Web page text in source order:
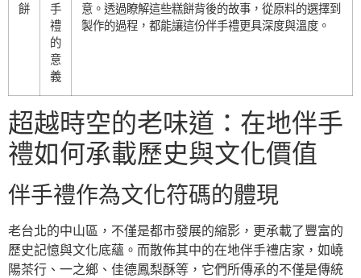
餅
手
禮
的
意
義
意。透過瞭解這些糕餅背後的故事，從原料的選擇到
製作的過程，都能讓這份伴手禮更具深度與溫度。
超越時空的老味道：在地伴手
禮如何承載歷史與文化價值
伴手禮作為文化符碼的體現
老台北的中山區，不僅是都市發展的縮影，更承載了豐富的
歷史記憶與文化底蘊。而散佈其中的在地伴手禮店家，如嶢
陽茶行、一之鄉、佳德鳳梨酥等，它們所傳承的不僅是傳統